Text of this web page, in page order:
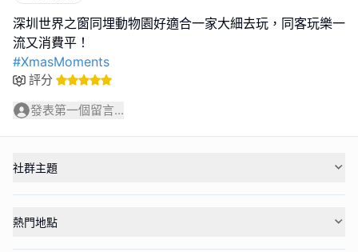
深圳世界之窗同埋動物園好適合一家大細去玩，同客玩樂一
#XmasMoments
評分
發表第一個留言...
社群主題
熱門地點